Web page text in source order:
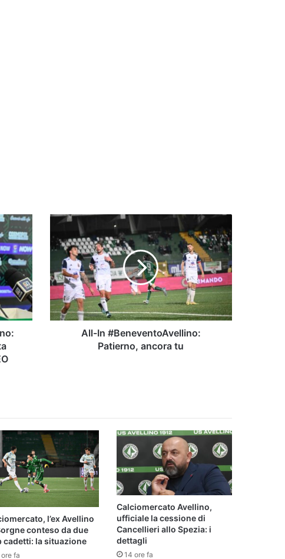
All-
#BeneventoAvellino:
Patierno,
ancora
tu
All-In #BeneventoAvellino:
Patierno, ancora tu
l’ex Avellino
conteso da due
cadetti: la situazione
ore fa
Calciomercato Avellino,
ufficiale la cessione di
Cancellieri allo Spezia: i
dettagli
14 ore fa